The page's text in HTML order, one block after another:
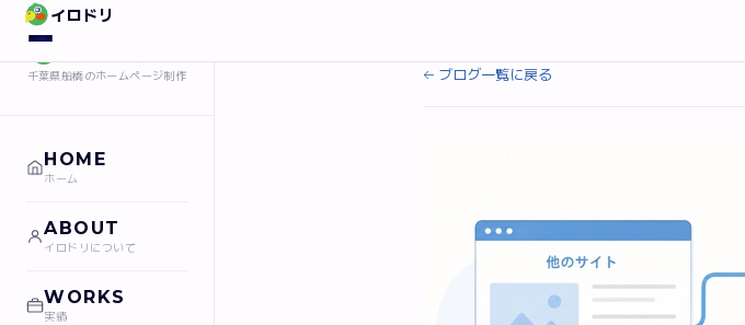
千葉県船橋のホームページ制作
HOME
ホーム
ABOUT
イロドリについて
WORKS
実績
イロドリ
← ブログ一覧に戻る